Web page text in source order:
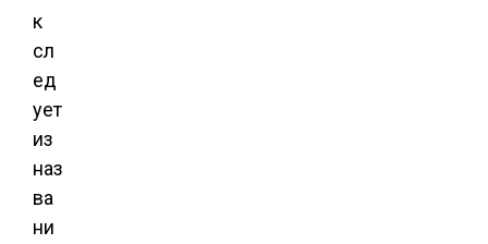
к
сл
ед
ует
из
наз
ва
ни